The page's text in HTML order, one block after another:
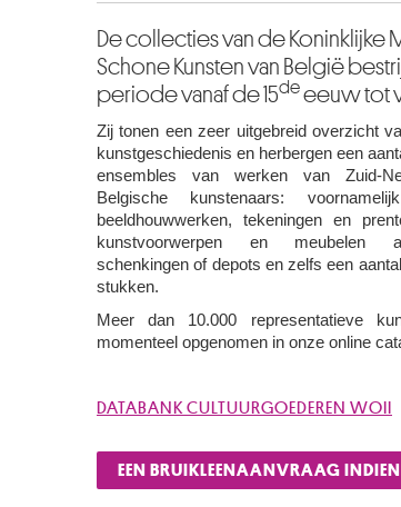
De collecties van de Koninklijke
Schone Kunsten van België
periode vanaf de 15deeeuw tot
Zij tonen een zeer uitgebreid overzicht
kunstgeschiedenis en herbergen een
ensembles van werken van Zuid-
Belgische kunstenaars:
beeldhouwwerken, tekeningen en
kunstvoorwerpen en meubelen
schenkingen of depots en zelfs een
stukken.
Meer dan 10.000 representatieve
momenteel opgenomen in onze online
DATABANK CULTUURGOEDEREN WOII
EEN BRUIKLEENAANVRAAG